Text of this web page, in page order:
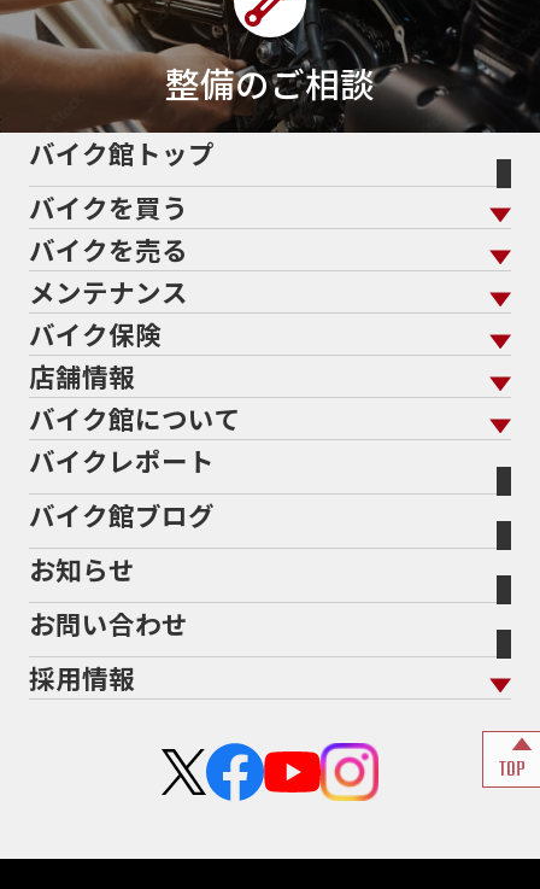
整備のご相談
バイク館トップ
バイクを買う
バイクを買う トップ
バイクを探す
メーカーから探す
色から探す
スタイルから探す
排気量から探す
地域から探す
走行距離から探す
中古車から探す
バイクを売る
バイクを売る トップ
バイク館買取の強み
バイクを高く売るコツ
バイク買取の流れ
全国展開の強み
よくあるご質問
バイク買取強化車両
オンライン査定フォーム
メーカー別買取相場・
ヤマハ
ホンダ
スズキ
ハーレーダビッドソン
ドゥカティ
トライアンフ
アプリリア
KTM
モトグッツイ
MVアグスタ
他海外ﾒｰｶｰ
メンテナンス
メンテナンス トップ
バイク点検
バイク車検
Bikeep
プロテクションフィルム
バイク保険
バイク保険 トップ
自賠責保険
任意保険
バイク保険無料見積り（現在未加入の方）
バイク保険無料見積り（他社でご加入の方）
盗難保険
店舗情報
店舗情報 トップ
北海道
宮城
福島
茨城
栃木
兵庫
バイク館について
バイク館について トップ
バイク館が選ばれる理由
会社概要
沿革
二輪公正取引協議会加盟店
バイクレポート
バイク館ブログ
お知らせ
お問い合わせ
採用情報
中途採用・アルバイト
TOP